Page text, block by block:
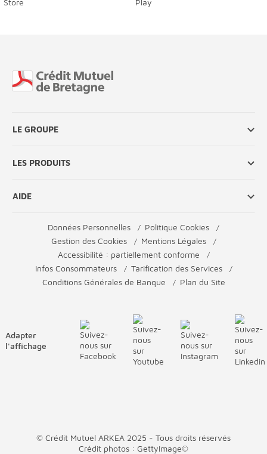
LE GROUPE
LES PRODUITS
AIDE
Données Personnelles
Politique Cookies
Gestion des Cookies
Mentions Légales
Accessibilité : partiellement conforme
Infos Consommateurs
Tarification des Services
Conditions Générales de Banque
Plan du Site
Adapter
l'affichage
© Crédit Mutuel ARKEA 2025 - Tous droits réservés
Crédit photos : GettyImage©
Fin de page